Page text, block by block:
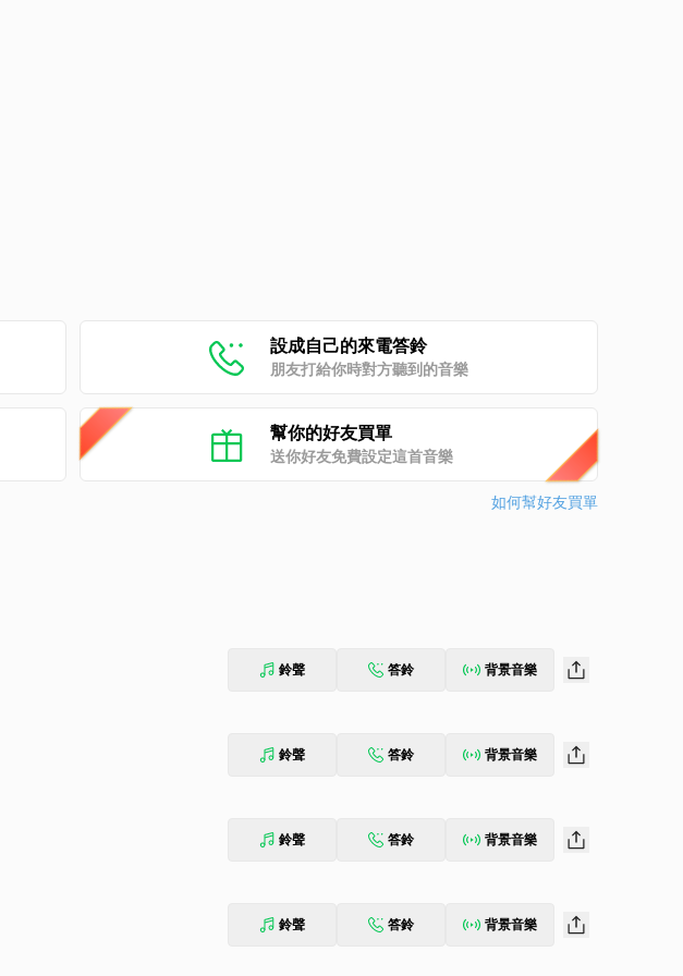
設成自己的來電答鈴
朋友打給你時對方聽到的音樂
幫你的好友買單
送你好友免費設定這首音樂
如何幫好友買單
鈴聲 答鈴 背景音樂
鈴聲 答鈴 背景音樂
鈴聲 答鈴 背景音樂
鈴聲 答鈴 背景音樂